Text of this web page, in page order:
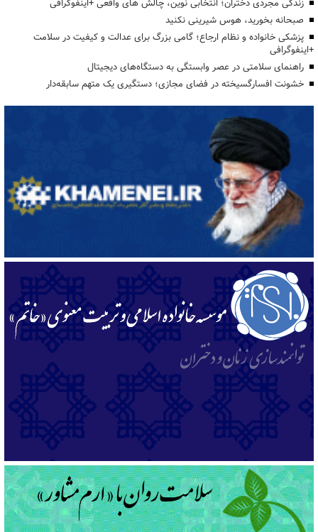
زندگی مجردی دختران؛ انتخابی نوین، چالش های واقعی +اینفوگرافی
صبحانه بخورید، هوس شیرینی نکنید
پزشکی خانواده و نظام ارجاع؛ گامی بزرگ برای عدالت و کیفیت در سلامت
+اینفوگرافی
راهنمای سلامتی در عصر وابستگی به دستگاه‌های دیجیتال
خشونت افسارگسیخته در فضای مجازی؛ دستگیری یک متهم سابقه‌دار